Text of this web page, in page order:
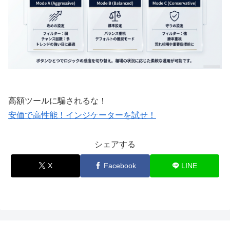
高額ツールに騙されるな！
安価で高性能！インジケーターを試せ！
シェアする
X Facebook LINE